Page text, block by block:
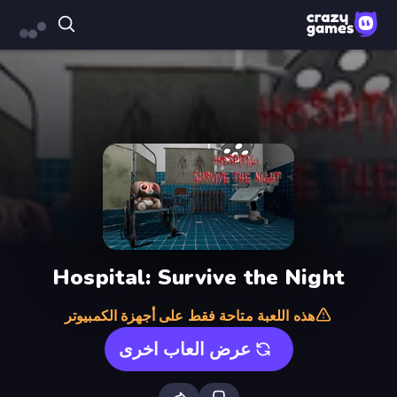
Hospital: Survive the Night
هذه اللعبة متاحة فقط على أجهزة الكمبيوتر
عرض العاب اخرى